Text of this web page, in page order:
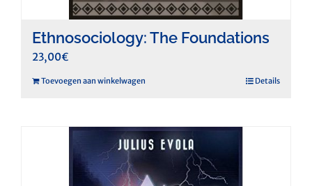
Ethnosociology: The Foundations
23,00€
Toevoegen aan winkelwagen Details